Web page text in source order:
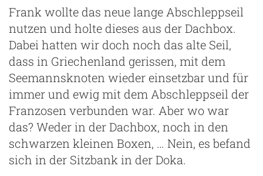
Frank wollte das neue lange Abschleppseil
nutzen und holte dieses aus der Dachbox.
Dabei hatten wir doch noch das alte Seil,
dass in Griechenland gerissen, mit dem
Seemannsknoten wieder einsetzbar und für
immer und ewig mit dem Abschleppseil der
Franzosen verbunden war. Aber wo war
das? Weder in der Dachbox, noch in den
schwarzen kleinen Boxen, … Nein, es befand
sich in der Sitzbank in der Doka.